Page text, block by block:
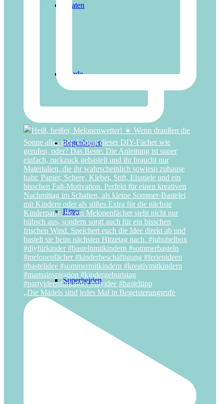
Piraten
Pferde
Regenbogen
Ritter
Superhelden
„Die Mädels sind jedes Mal in Begeisterungsrufe